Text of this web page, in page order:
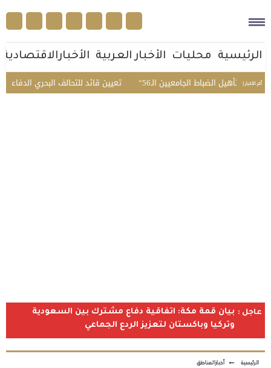
الرئيسية محليات الأخبار العربية الأخبارالاقتصادية
أخر الأخبار | تعيين قائد للتحالف البحري الدفاعي تأهيل الضباط الجامعيين الـ56
عاجل : بيان قمة مكة: اتفاقية دفاع مشترك بين السعودية
وتركيا وباكستان لتعزيز الردع الجماعي
الرئيسية ← أخبارالمناطق